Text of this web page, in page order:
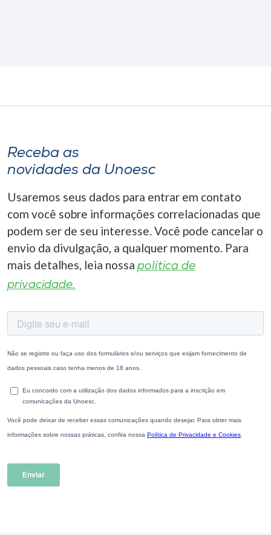
Receba as
novidades da Unoesc
Usaremos seus dados para entrar em contato
com você sobre informações correlacionadas que
podem ser de seu interesse. Você pode cancelar o
envio da divulgação, a qualquer momento. Para
mais detalhes, leia nossa política de
privacidade.